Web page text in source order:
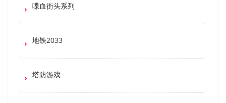
喋血街头系列
地铁2033
塔防游戏